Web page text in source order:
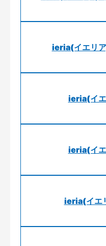
ieria(イエリ
ieria(イ
ieria(イ
ieria(イエ